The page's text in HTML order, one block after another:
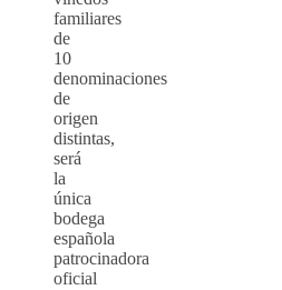
familiares
de
10
denominaciones
de
origen
distintas,
será
la
única
bodega
española
patrocinadora
oficial